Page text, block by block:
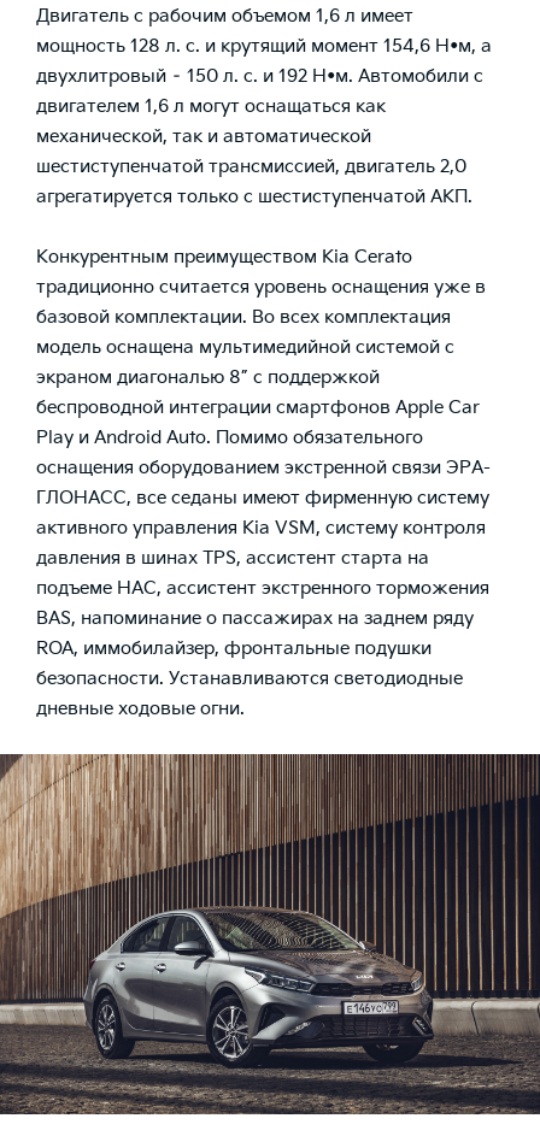
Двигатель с рабочим объемом 1,6 л имеет
мощность 128 л. с. и крутящий момент 154,6 Н•м, а
двухлитровый – 150 л. с. и 192 Н•м. Автомобили с
двигателем 1,6 л могут оснащаться как
механической, так и автоматической
шестиступенчатой трансмиссией, двигатель 2,0
агрегатируется только с шестиступенчатой АКП.
Конкурентным преимуществом Kia Cerato
традиционно считается уровень оснащения уже в
базовой комплектации. Во всех комплектация
модель оснащена мультимедийной системой с
экраном диагональю 8” c поддержкой
беспроводной интеграции смартфонов Apple Car
Play и Android Auto. Помимо обязательного
оснащения оборудованием экстренной связи ЭРА-
ГЛОНАСС, все седаны имеют фирменную систему
активного управления Kia VSM, систему контроля
давления в шинах TPS, ассистент старта на
подъеме НАС, ассистент экстренного торможения
BAS, напоминание о пассажирах на заднем ряду
ROA, иммобилайзер, фронтальные подушки
безопасности. Устанавливаются светодиодные
дневные ходовые огни.